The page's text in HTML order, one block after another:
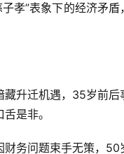
孝”表象下的经济矛盾
藏升迁机遇，35岁前后
是非。
财务问题束手无策，50